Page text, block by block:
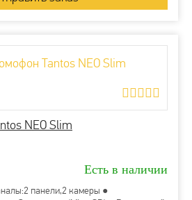
NEO Slim
Есть в наличии
панели,2 камеры ●